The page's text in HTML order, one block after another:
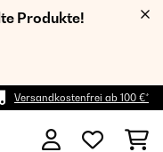
Produkte!
Versandkostenfrei ab 100 €*